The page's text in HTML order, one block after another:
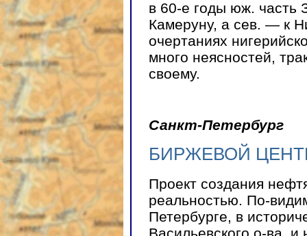
в 60-е годы юж. часть
Камеруну, а сев. — к
очертаниях
много неясностей,
своему.
Санкт-Петербург
БИРЖЕВОЙ
Проект создания
реальностью. По-
Петербурге, в
Васильевского о-ва, и